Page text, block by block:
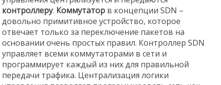
контроллеру. Коммутатор в концепции SDN –
довольно примитивное устройство, которое
отвечает только за переключение пакетов на
основании очень простых правил. Контроллер SDN
управляет всеми коммутаторами в сети и
программирует каждый из них для правильной
передачи трафика. Централизация логики